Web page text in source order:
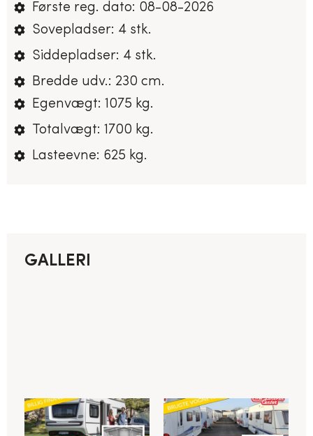
Første reg. dato: 08-08-2026
Sovepladser: 4 stk.
Siddepladser: 4 stk.
Bredde udv.: 230 cm.
Egenvægt: 1075 kg.
Totalvægt: 1700 kg.
Lasteevne: 625 kg.
GALLERI